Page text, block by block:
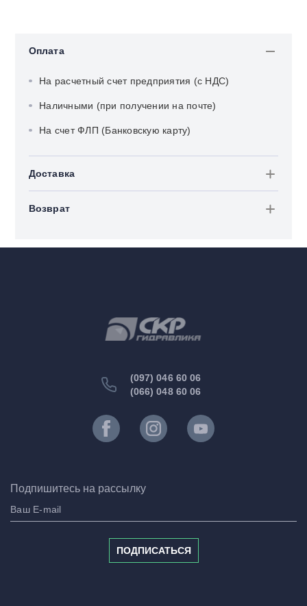
Оплата
На расчетный счет предприятия (с НДС)
Наличными (при получении на почте)
На счет ФЛП (Банковскую карту)
Доставка
Возврат
(097) 046 60 06
(066) 048 60 06
Подпишитесь на рассылку
ПОДПИСАТЬСЯ